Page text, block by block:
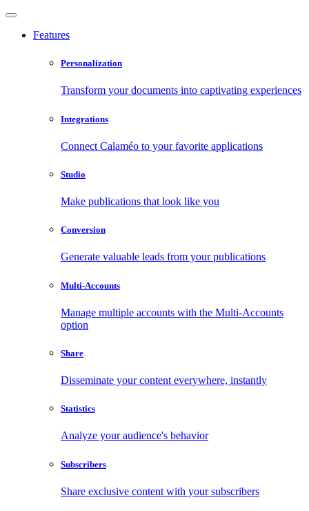
Features
Personalization
Transform your documents into captivating experiences
Integrations
Connect Calaméo to your favorite applications
Studio
Make publications that look like you
Conversion
Generate valuable leads from your publications
Multi-Accounts
Manage multiple accounts with the Multi-Accounts
option
Share
Disseminate your content everywhere, instantly
Statistics
Analyze your audience's behavior
Subscribers
Share exclusive content with your subscribers